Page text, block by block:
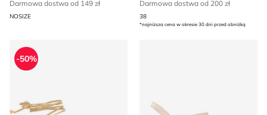
Darmowa dostwa od 149 zł
NOSIZE
Darmowa dostwa od 200 zł
38
*najniższa cena w okresie 30 dni przed obniżką
Espadryle damskie na lato DeeZee
-50%